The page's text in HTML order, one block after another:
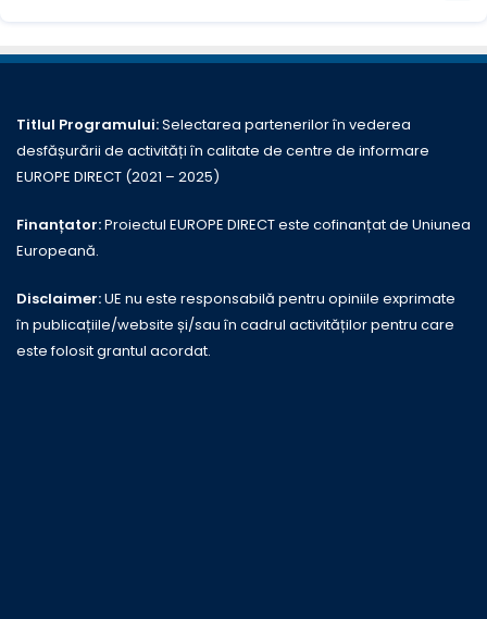
Titlul Programului:Selectarea partenerilor în vederea
desfășurării de activități în calitate de centre de informare
EUROPE DIRECT (2021 – 2025)
Finanțator:Proiectul EUROPE DIRECT este cofinanțat de Uniunea
Europeană.
Disclaimer:UE nu este responsabilă pentru opiniile exprimate
în publicațiile/website și/sau în cadrul activităților pentru care
este folosit grantul acordat.